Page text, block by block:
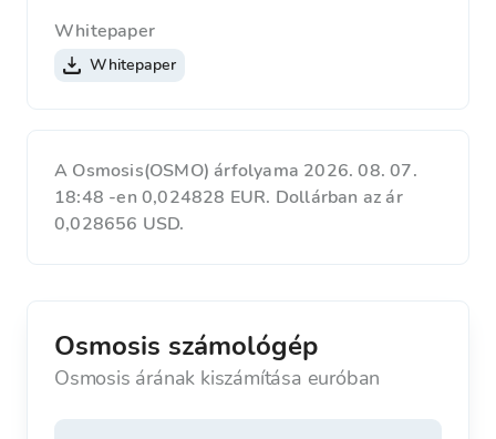
Whitepaper
Whitepaper
A Osmosis(OSMO) árfolyama 2026. 08. 07.
18:48 -en 0,024828 EUR. Dollárban az ár
0,028656 USD.
Osmosis számológép
Osmosis árának kiszámítása euróban